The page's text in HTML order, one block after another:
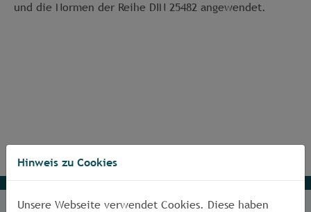
und die Normen der Reihe DIN 25482 angewendet.
Hinweis zu Cookies
Unsere Webseite verwendet Cookies. Diese haben